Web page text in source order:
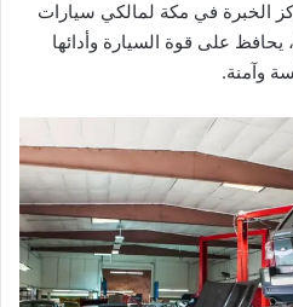
الخبرة في مكة لمالكي سيارات
يحافظ على قوة السيارة وأدائها
وآمنة.